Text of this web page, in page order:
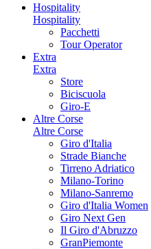
Hospitality
Hospitality
Pacchetti
Tour Operator
Extra
Extra
Store
Biciscuola
Giro-E
Altre Corse
Altre Corse
Giro d'Italia
Strade Bianche
Tirreno Adriatico
Milano-Torino
Milano-Sanremo
Giro d'Italia Women
Giro Next Gen
Il Giro d'Abruzzo
GranPiemonte